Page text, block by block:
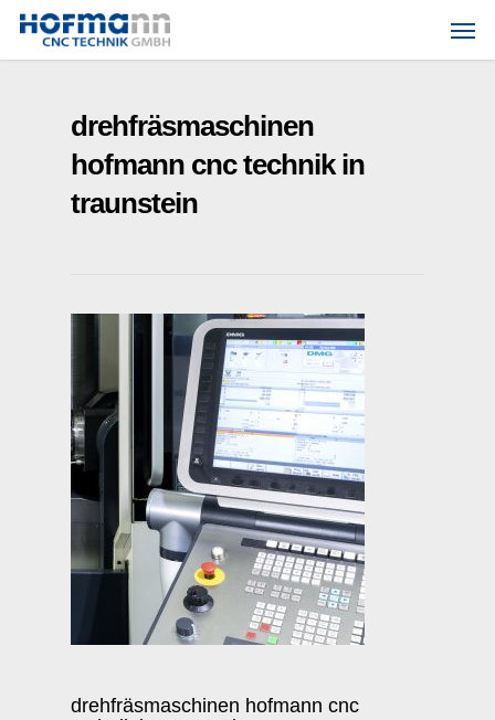
Skip
drehfräsmaschinen
hofmann cnc technik in
traunstein
drehfräsmaschinen hofmann cnc